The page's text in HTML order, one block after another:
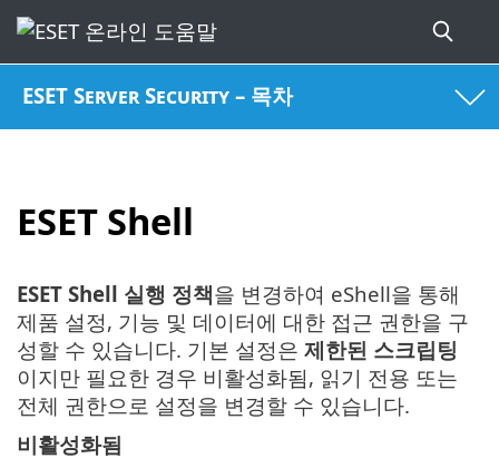
ESET Server Security – 목차
ESET Shell
ESET Shell 실행 정책을 변경하여 eShell을 통해
제품 설정, 기능 및 데이터에 대한 접근 권한을 구
성할 수 있습니다. 기본 설정은 제한된 스크립팅
이지만 필요한 경우 비활성화됨, 읽기 전용 또는
전체 권한으로 설정을 변경할 수 있습니다.
비활성화됨